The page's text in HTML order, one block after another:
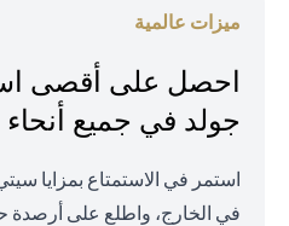
ميزات عالمية
احصل على أقصى
جولد في جميع أنحاء
استمر في الاستمتاع بمزايا
في الخارج، واطلع على أرصدة